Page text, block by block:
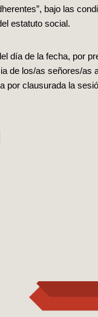
bajo las
estatuto social.
día de la fecha, por
de los/as señores/as
por clausurada la